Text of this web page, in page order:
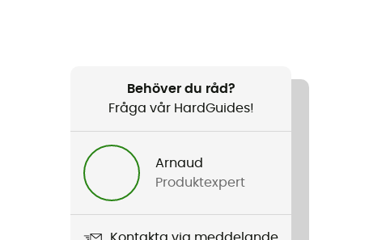
Behöver du råd?
Fråga vår HardGuides!
Arnaud
Produktexpert